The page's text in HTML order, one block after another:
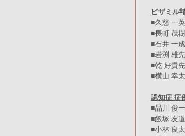
ビザミル®
■久慈 一
■長町 茂
■石井 一
■岩渕 雄
■乾 好貴
■横山 幸
認知症 症
■品川 俊
■飯塚 友
■小林 良